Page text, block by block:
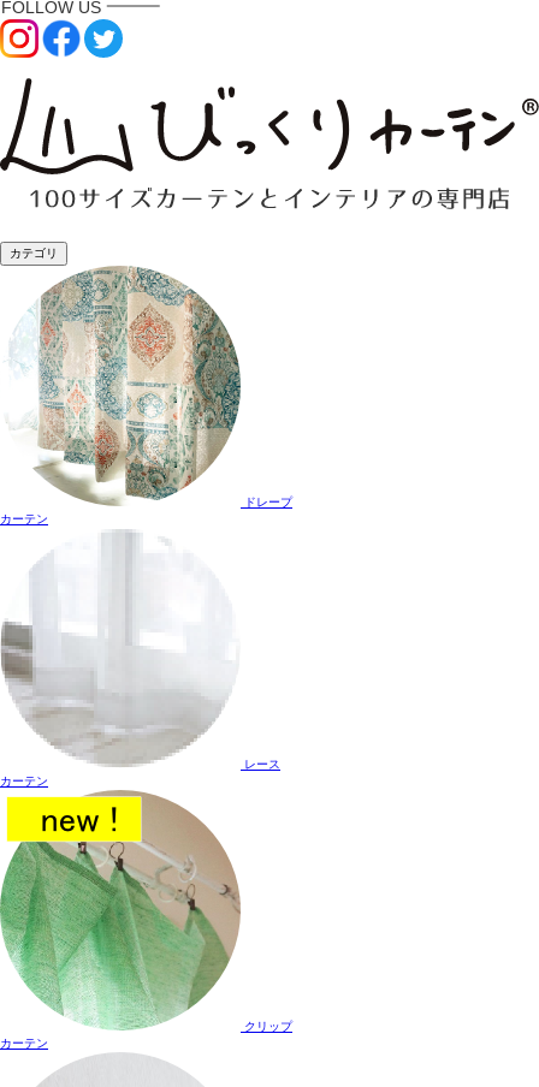
カテゴリ
ドレープ
カーテン
レース
カーテン
クリップ
カーテン